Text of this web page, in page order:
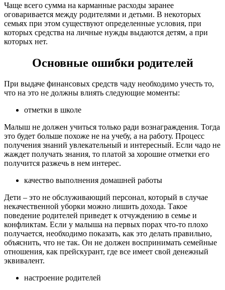
Чаще всего сумма на карманные расходы заранее
оговаривается между родителями и детьми. В некоторых
семьях при этом существуют определенные условия, при
которых средства на личные нужды выдаются детям, а при
которых нет.
Основные ошибки родителей
При выдаче финансовых средств чаду необходимо учесть то,
что на это не должны влиять следующие моменты:
отметки в школе
Малыш не должен учиться только ради вознаграждения. Тогда
это будет больше похоже не на учебу, а на работу. Процесс
получения знаний увлекательный и интересный. Если чадо не
жаждет получать знания, то платой за хорошие отметки его
получится разжечь в нем интерес.
качество выполнения домашней работы
Дети – это не обслуживающий персонал, который в случае
некачественной уборки можно лишить дохода. Такое
поведение родителей приведет к отчуждению в семье и
конфликтам. Если у малыша на первых порах что-то плохо
получается, необходимо показать, как это делать правильно,
объяснить, что не так. Он не должен воспринимать семейные
отношения, как прейскурант, где все имеет свой денежный
эквивалент.
настроение родителей